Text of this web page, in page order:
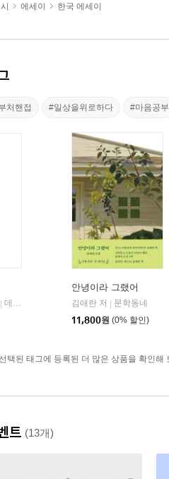
에세이 한국 에세이
처핸접 #일상을위로하다 #마음공부
| 데이원
안녕이라 그랬어
김애란 저 | 문학동네
11,800원 (0% 할인)
택된 태그에 등록된 더 많은 상품을 확인해
트 (13개)